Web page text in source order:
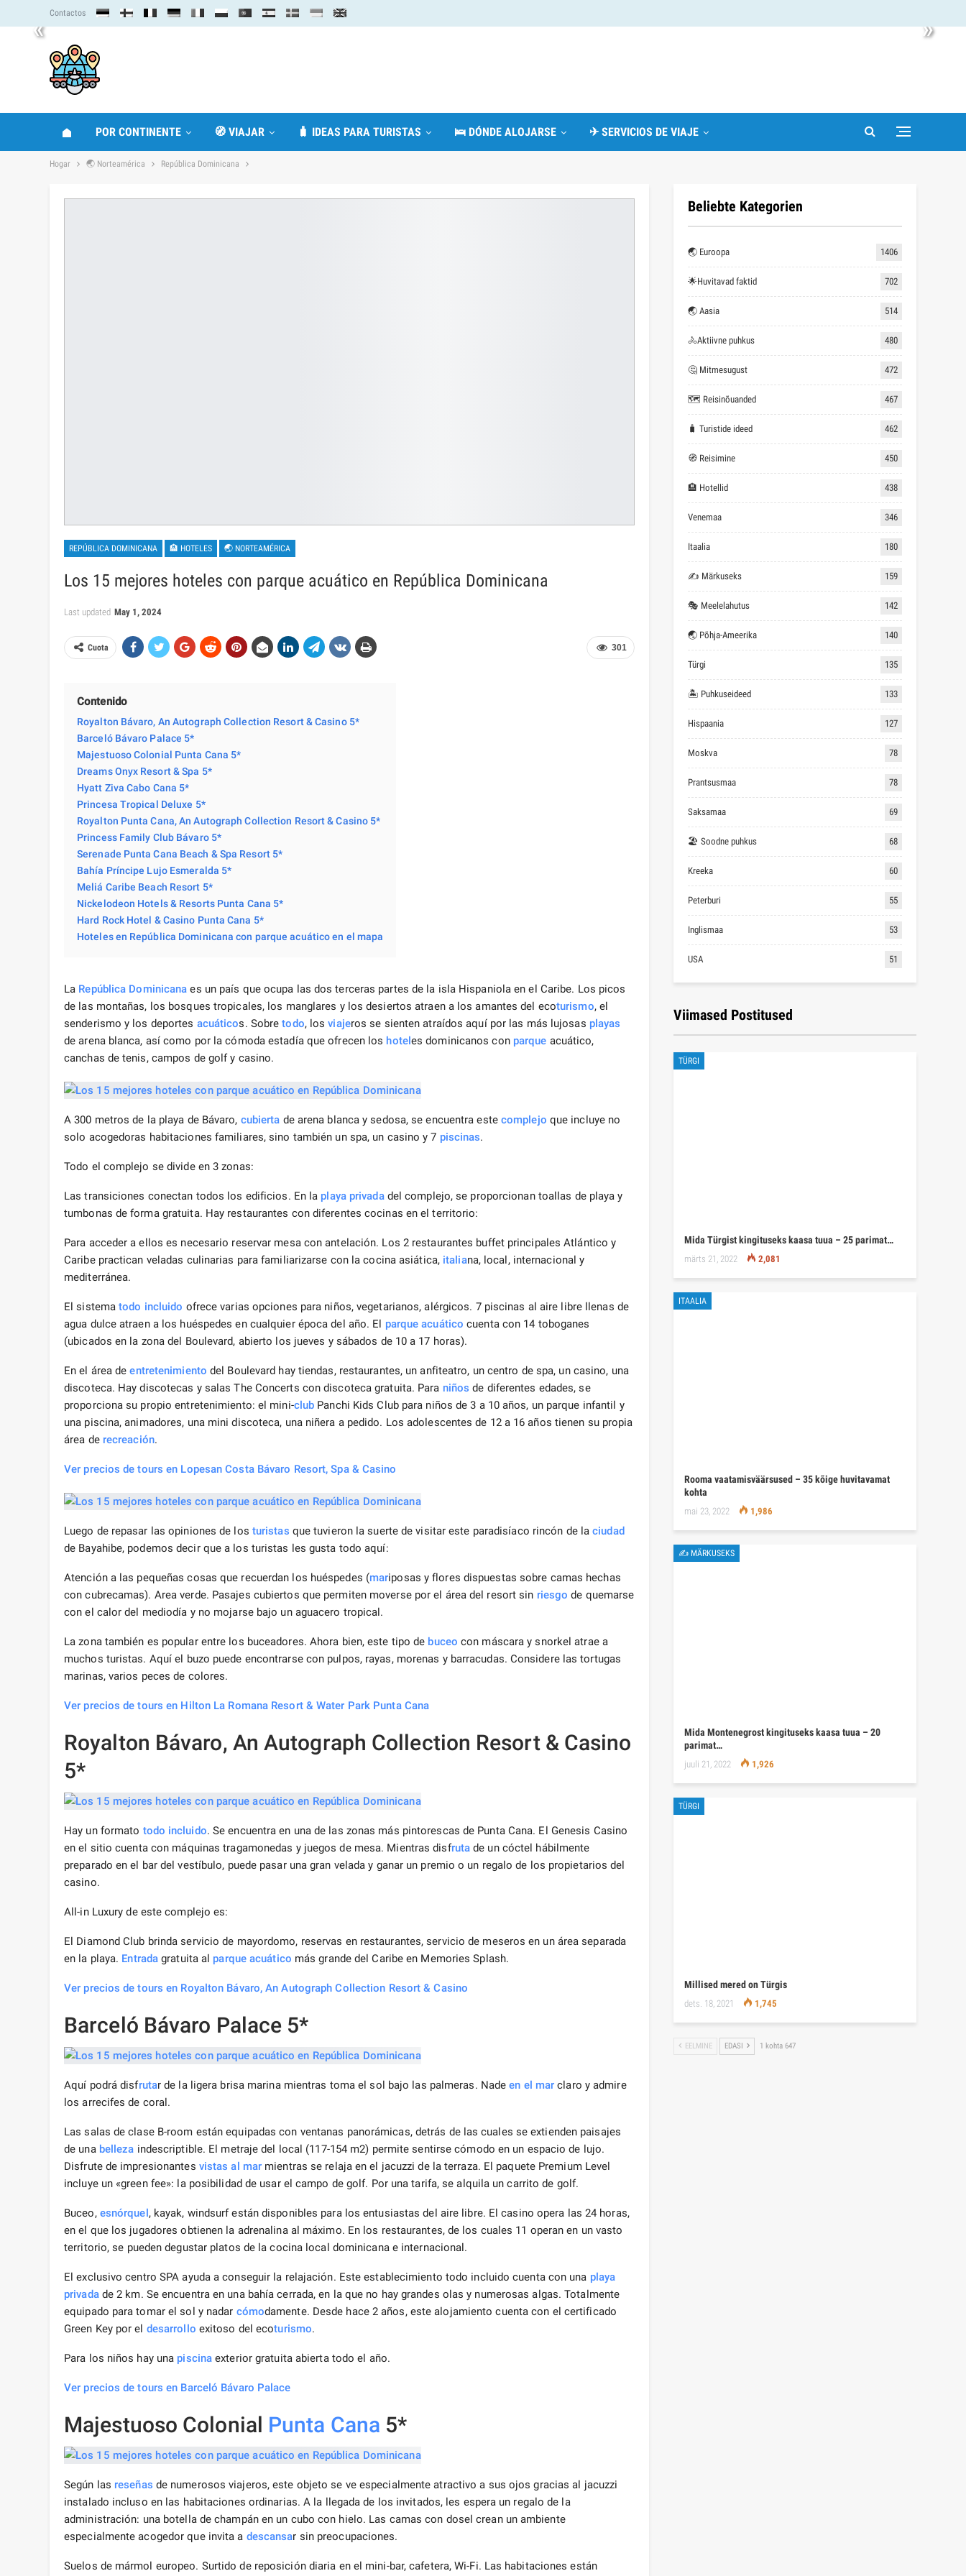
« »
Contactos
POR CONTINENTE 🧭 VIAJAR 🧳 IDEAS PARA TURISTAS 🛌 DÓNDE ALOJARSE ✈ SERVICIOS DE VIAJE
Hogar 🌏 Norteamérica República Dominicana
REPÚBLICA DOMINICANA 🏨 HOTELES 🌏 NORTEAMÉRICA
Los 15 mejores hoteles con parque acuático en República Dominicana
Last updated May 1, 2024
301
Cuota
Contenido
Royalton Bávaro, An Autograph Collection Resort & Casino 5*
Barceló Bávaro Palace 5*
Majestuoso Colonial Punta Cana 5*
Dreams Onyx Resort & Spa 5*
Hyatt Ziva Cabo Cana 5*
Princesa Tropical Deluxe 5*
Royalton Punta Cana, An Autograph Collection Resort & Casino 5*
Princess Family Club Bávaro 5*
Serenade Punta Cana Beach & Spa Resort 5*
Bahía Príncipe Lujo Esmeralda 5*
Meliá Caribe Beach Resort 5*
Nickelodeon Hotels & Resorts Punta Cana 5*
Hard Rock Hotel & Casino Punta Cana 5*
Hoteles en República Dominicana con parque acuático en el mapa
La República Dominicana es un país que ocupa las dos terceras partes de la isla Hispaniola en el Caribe. Los picos
de las montañas, los bosques tropicales, los manglares y los desiertos atraen a los amantes del ecoturismo, el
senderismo y los deportes acuáticos. Sobretodo, losviajeros se sienten atraídos aquí por las más lujosas playas
de arena blanca, así como por la cómoda estadía que ofrecen los hoteles dominicanos con parque acuático,
canchas de tenis, campos de golf y casino.
A 300 metros de la playa de Bávaro, cubierta de arena blanca y sedosa, se encuentra este complejo que incluye no
solo acogedoras habitaciones familiares, sino también un spa, un casino y 7 piscinas.
Todo el complejo se divide en 3 zonas:
Las transiciones conectan todos los edificios. En la playa privadadel complejo, se proporcionan toallas de playa y
tumbonas de forma gratuita. Hay restaurantes con diferentes cocinas en el territorio:
Para acceder a ellos es necesario reservar mesa con antelación. Los 2 restaurantes buffet principales Atlántico y
Caribe practican veladas culinarias para familiarizarse con la cocina asiática, italiana, local, internacional y
mediterránea.
El sistematodo incluido ofrece varias opciones para niños, vegetarianos, alérgicos. 7 piscinas al aire libre llenas de
agua dulce atraen a los huéspedes en cualquier época del año. El parque acuático cuenta con 14 toboganes
(ubicados en la zona del Boulevard, abierto los jueves y sábados de 10 a 17 horas).
En el área deentretenimiento del Boulevard hay tiendas, restaurantes, un anfiteatro, un centro de spa, un casino, una
discoteca. Hay discotecas y salas The Concerts con discoteca gratuita. Para niños de diferentes edades, se
proporciona su propio entretenimiento: el mini-club Panchi Kids Club para niños de 3 a 10 años, un parque infantil y
una piscina, animadores, una mini discoteca, una niñera a pedido. Los adolescentes de 12 a 16 años tienen su propia
área de recreación.
Ver precios de tours en Lopesan Costa Bávaro Resort, Spa & Casino
Luego de repasar las opiniones de los turistas que tuvieron la suerte de visitar este paradisíaco rincón de laciudad
de Bayahibe, podemos decir que a los turistas les gusta todo aquí:
Atención a las pequeñas cosas que recuerdan los huéspedes (mariposas y flores dispuestas sobre camas hechas
con cubrecamas). Area verde. Pasajes cubiertos que permiten moverse por el área del resort sin riesgo de quemarse
con el calor del mediodía y no mojarse bajo un aguacero tropical.
La zona también es popular entre los buceadores. Ahora bien, este tipo de buceo con máscara y snorkel atrae a
muchos turistas. Aquí el buzo puede encontrarse con pulpos, rayas, morenas y barracudas. Considere las tortugas
marinas, varios peces de colores.
Ver precios de tours en Hilton La Romana Resort & Water Park Punta Cana
Royalton Bávaro, An Autograph Collection Resort & Casino
5*
Hay un formato todo incluido. Se encuentra en una de las zonas más pintorescas de Punta Cana. El Genesis Casino
en el sitio cuenta con máquinas tragamonedas y juegos de mesa. Mientras disfruta de un cóctel hábilmente
preparado en el bar del vestíbulo, puede pasar una gran velada y ganar un premio o un regalo de los propietarios del
casino.
All-in Luxury de este complejo es:
El Diamond Club brinda servicio de mayordomo, reservas en restaurantes, servicio de meseros en un área separada
en la playa. Entrada gratuita al parque acuático más grande del Caribe en Memories Splash.
Ver precios de tours en Royalton Bávaro, An Autograph Collection Resort & Casino
Barceló Bávaro Palace 5*
Aquí podrá disfrutar de la ligera brisa marina mientras toma el sol bajo las palmeras. Nadeen el mar claro y admire
los arrecifes de coral.
Las salas de clase B-room están equipadas con ventanas panorámicas, detrás de las cuales se extienden paisajes
de una belleza indescriptible. El metraje del local (117-154 m2) permite sentirse cómodo en un espacio de lujo.
Disfrute de impresionantes vistas al mar mientras se relaja en el jacuzzi de la terraza. El paquete Premium Level
incluye un «green fee»: la posibilidad de usar el campo de golf. Por una tarifa, se alquila un carrito de golf.
Buceo, esnórquel , kayak, windsurf están disponibles para los entusiastas del aire libre. El casino opera las 24 horas,
en el que los jugadores obtienen la adrenalina al máximo. En los restaurantes, de los cuales 11 operan en un vasto
territorio, se pueden degustar platos de la cocina local dominicana e internacional.
El exclusivo centro SPA ayuda a conseguir la relajación. Este establecimiento todo incluido cuenta con una playa
privadade 2 km. Se encuentra en una bahía cerrada, en la que no hay grandes olas y numerosas algas. Totalmente
equipado para tomar el sol y nadar cómodamente. Desde hace 2 años, este alojamiento cuenta con el certificado
Green Key por el desarrollo exitoso del ecoturismo.
Para los niños hay una piscina exterior gratuita abierta todo el año.
Ver precios de tours en Barceló Bávaro Palace
Majestuoso Colonial Punta Cana 5*
Según las reseñas de numerosos viajeros, este objeto se ve especialmente atractivo a sus ojos gracias al jacuzzi
instalado incluso en las habitaciones ordinarias. A la llegada de los invitados, les espera un regalo de la
administración: una botella de champán en un cubo con hielo. Las camas con dosel crean un ambiente
especialmente acogedor que invita a descansar sin preocupaciones.
Suelos de mármol europeo. Surtido de reposición diaria en el mini-bar, cafetera, Wi-Fi. Las habitaciones están
Beliebte Kategorien
🌏 Euroopa 1406
🌟Huvitavad faktid 702
🌏 Aasia 514
🚴Aktiivne puhkus 480
🤔 Mitmesugust 472
🗺 Reisinõuanded 467
🧳 Turistide ideed 462
🧭 Reisimine 450
🏨 Hotellid 438
Venemaa 346
Itaalia 180
✍ Märkuseks 159
🎭 Meelelahutus 142
🌏 Põhja-Ameerika 140
Türgi 135
🏝 Puhkuseideed 133
Hispaania 127
Moskva 78
Prantsusmaa 78
Saksamaa 69
🏖 Soodne puhkus 68
Kreeka 60
Peterburi 55
Inglismaa 53
USA 51
Viimased Postitused
TÜRGI
Mida Türgist kingituseks kaasa tuua – 25 parimat…
märts 21, 2022 2,081
ITAALIA
Rooma vaatamisväärsused – 35 kõige huvitavamat
kohta
mai 23, 2022 1,986
✍ MÄRKUSEKS
Mida Montenegrost kingituseks kaasa tuua – 20
parimat…
juuli 21, 2022 1,926
TÜRGI
Millised mered on Türgis
dets. 18, 2021 1,745
EELMINE EDASI 1 kohta 647